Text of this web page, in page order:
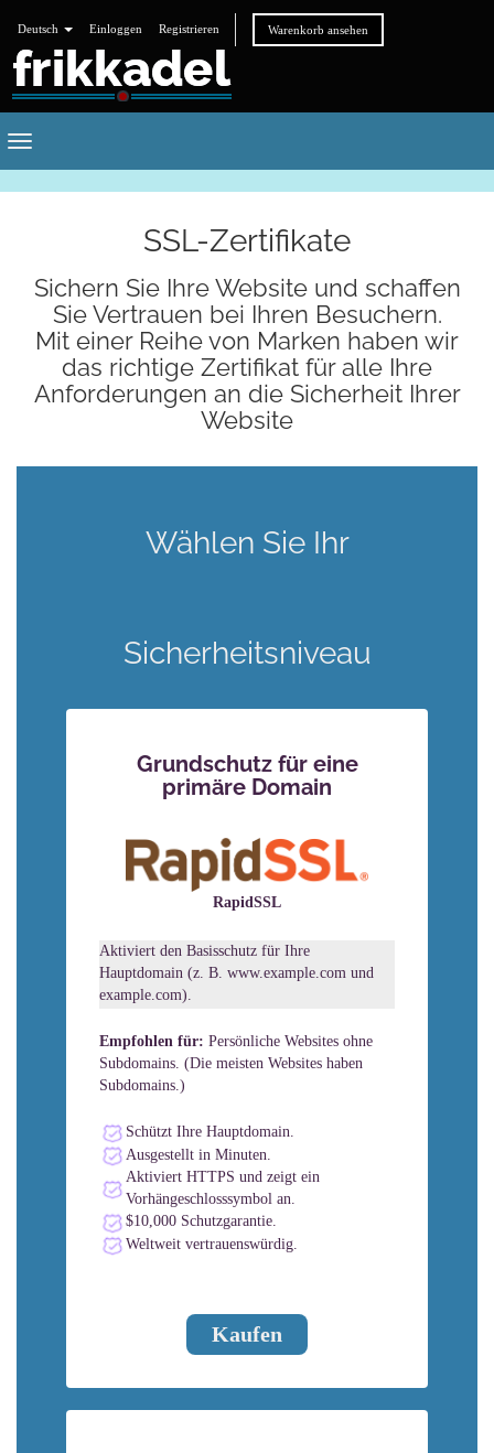
Deutsch Einloggen Registrieren Warenkorb ansehen
Toggle
navigation
SSL-Zertifikate
Sichern Sie Ihre Website und schaffen
Sie Vertrauen bei Ihren Besuchern.
Mit einer Reihe von Marken haben wir
das richtige Zertifikat für alle Ihre
Anforderungen an die Sicherheit Ihrer
Website
Wählen Sie Ihr
Sicherheitsniveau
Grundschutz für eine
primäre Domain
RapidSSL
Aktiviert den Basisschutz für Ihre
Hauptdomain (z. B. www.example.com und
example.com).
Empfohlen für: Persönliche Websites ohne
Subdomains. (Die meisten Websites haben
Subdomains.)
Schützt Ihre Hauptdomain.
Ausgestellt in Minuten.
Aktiviert HTTPS und zeigt ein
Vorhängeschlosssymbol an.
$10,000 Schutzgarantie.
Weltweit vertrauenswürdig.
Kaufen